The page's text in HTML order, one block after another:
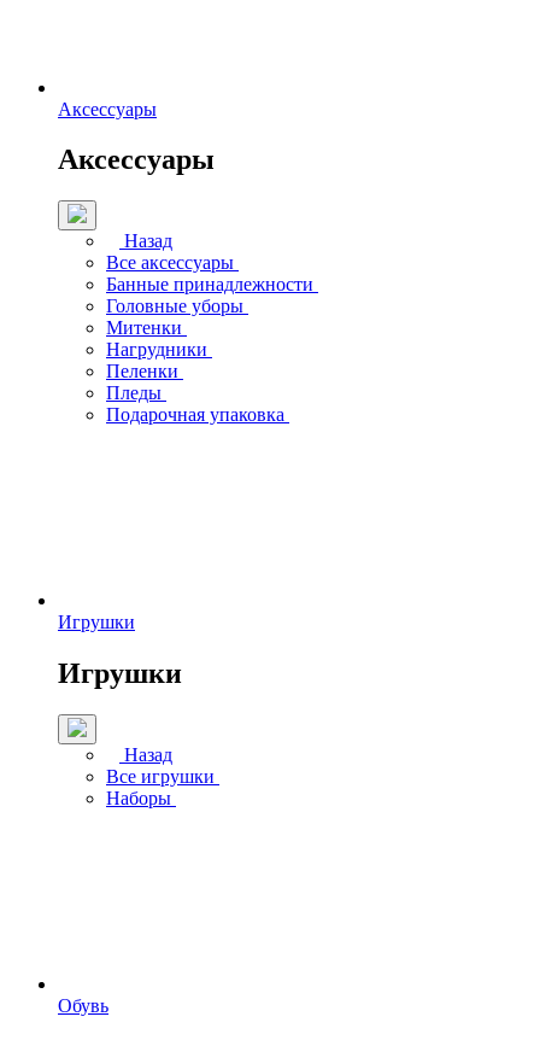
Аксессуары
Аксессуары
Назад
Все аксессуары
Банные принадлежности
Головные уборы
Митенки
Нагрудники
Пеленки
Пледы
Подарочная упаковка
Игрушки
Игрушки
Назад
Все игрушки
Наборы
Обувь